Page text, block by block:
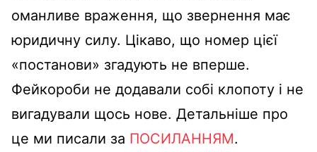
оманливе враження, що звернення має
юридичну силу. Цікаво, що номер цієї
«постанови» згадують не вперше.
Фейкороби не додавали собі клопоту і не
вигадували щось нове. Детальніше про
це ми писали за ПОСИЛАННЯМ.